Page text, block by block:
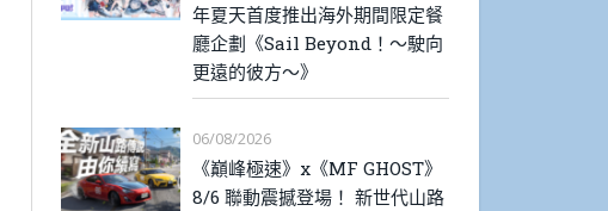
年夏天首度推出海外期間限定餐
廳企劃《Sail Beyond！～駛向
更遠的彼方～》
06/08/2026
《巔峰極速》x《MF GHOST》
8/6 聯動震撼登場！ 新世代山路